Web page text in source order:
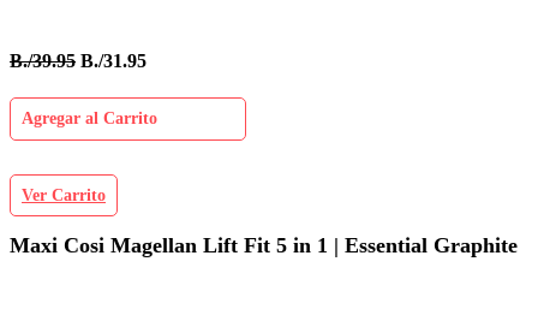
B./39.95 B./31.95
Agregar al Carrito
Ver Carrito
Maxi Cosi Magellan Lift Fit 5 in 1 | Essential Graphite